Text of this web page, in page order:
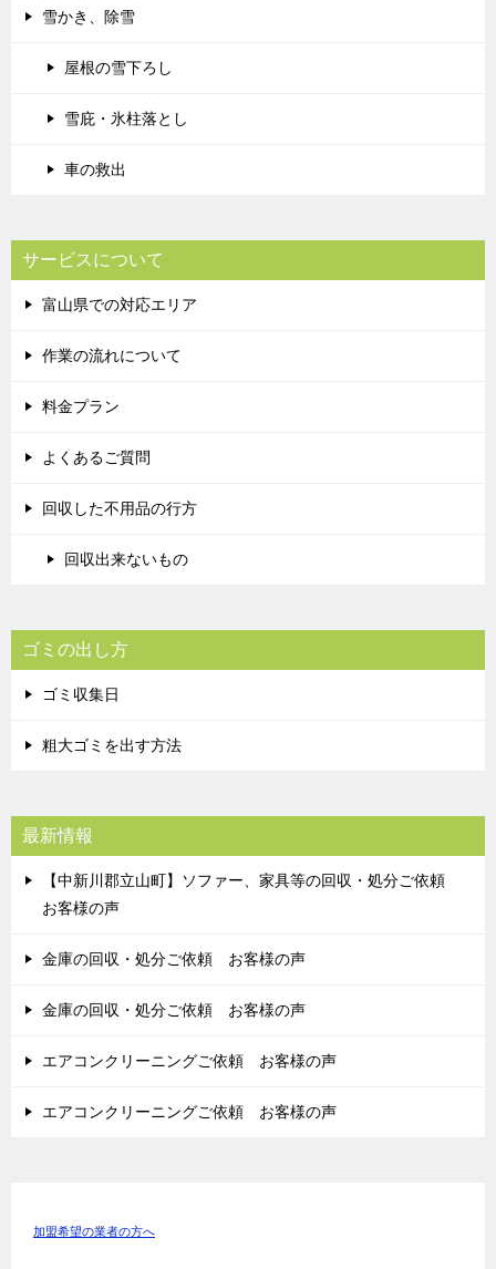
雪かき、除雪
屋根の雪下ろし
雪庇・氷柱落とし
車の救出
サービスについて
富山県での対応エリア
作業の流れについて
料金プラン
よくあるご質問
回収した不用品の行方
回収出来ないもの
ゴミの出し方
ゴミ収集日
粗大ゴミを出す方法
最新情報
【中新川郡立山町】ソファー、家具等の回収・処分ご依頼
お客様の声
金庫の回収・処分ご依頼 お客様の声
金庫の回収・処分ご依頼 お客様の声
エアコンクリーニングご依頼 お客様の声
エアコンクリーニングご依頼 お客様の声
加盟希望の業者の方へ